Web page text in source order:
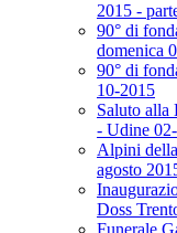
2015 -
90° di
domenica
90° di
10-2015
Saluto alla
- Udine
Alpini
agosto
Doss
Funerale